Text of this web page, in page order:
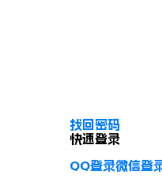
找回密码
快速登录
QQ登录微信登